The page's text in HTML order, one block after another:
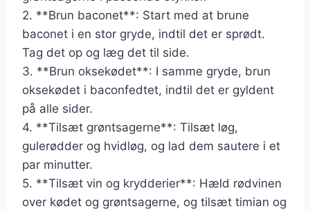
2. **Brun baconet**: Start med at brune
baconet i en stor gryde, indtil det er sprødt.
Tag det op og læg det til side.
3. **Brun oksekødet**: I samme gryde, brun
oksekødet i baconfedtet, indtil det er gyldent
på alle sider.
4. **Tilsæt grøntsagerne**: Tilsæt løg,
gulerødder og hvidløg, og lad dem sautere i et
par minutter.
5. **Tilsæt vin og krydderier**: Hæld rødvinen
over kødet og grøntsagerne, og tilsæt timian og